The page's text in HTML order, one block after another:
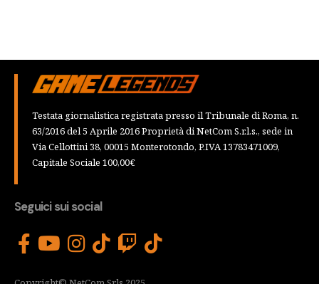
Testata giornalistica registrata presso il Tribunale di Roma, n.
63/2016 del 5 Aprile 2016 Proprietà di NetCom S.r.l.s., sede in
Via Cellottini 38, 00015 Monterotondo, P.IVA 13783471009,
Capitale Sociale 100,00€
Seguici sui social